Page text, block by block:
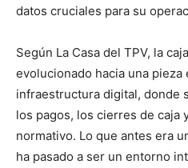
datos cruciales para su
Según La Casa del TPV, la
evolucionado hacia una pieza
infraestructura digital, donde
los pagos, los cierres de caja
normativo. Lo que antes era
ha pasado a ser un entorno